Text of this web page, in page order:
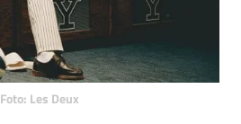
Foto: Les Deux